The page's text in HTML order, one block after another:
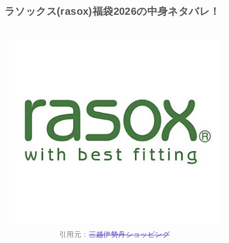
ラソックス(rasox)福袋2026の中身ネタバレ！
引用元：三越伊勢丹ショッピング